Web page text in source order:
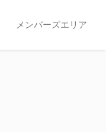
メンバーズエリア